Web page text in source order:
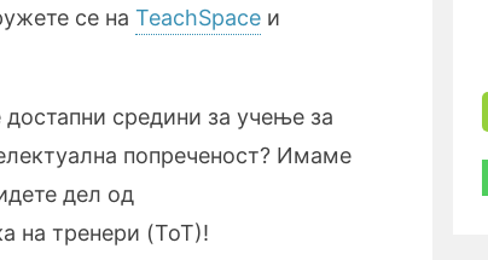
се на TeachSpace и
средини за учење за
попреченост? Имаме
дел од
на тренери (ToT)!